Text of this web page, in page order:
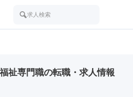
求人検索
祉専門職の転職・求人情報